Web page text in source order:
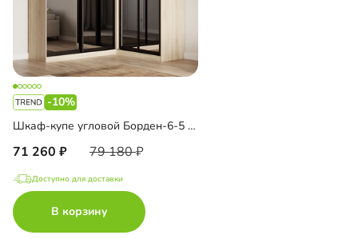
-10%
Шкаф-купе угловой Борден-6-5 1800
71 260 79 180
Доступно для доставки
В корзину